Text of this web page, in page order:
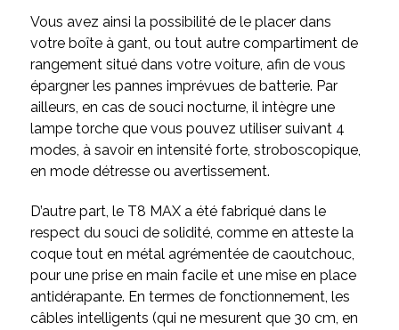
Vous avez ainsi la possibilité de le placer dans
votre boîte à gant, ou tout autre compartiment de
rangement situé dans votre voiture, afin de vous
épargner les pannes imprévues de batterie. Par
ailleurs, en cas de souci nocturne, il intègre une
lampe torche que vous pouvez utiliser suivant 4
modes, à savoir en intensité forte, stroboscopique,
en mode détresse ou avertissement.
D’autre part, le T8 MAX a été fabriqué dans le
respect du souci de solidité, comme en atteste la
coque tout en métal agrémentée de caoutchouc,
pour une prise en main facile et une mise en place
antidérapante. En termes de fonctionnement, les
câbles intelligents (qui ne mesurent que 30 cm, en